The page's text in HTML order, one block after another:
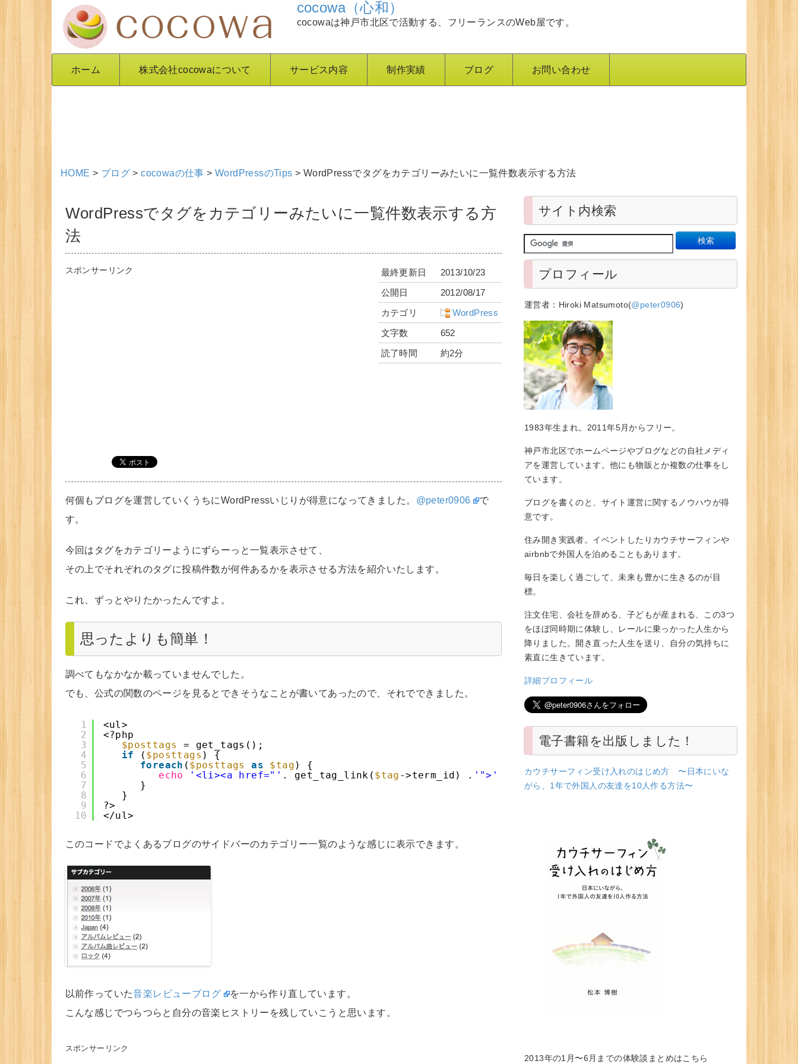
cocowa（心和）
cocowaは神戸市北区で活動する、フリーランスのWeb屋です。
ホーム 株式会社cocowaについて サービス内容 制作実績 ブログ お問い合わせ
HOME > ブログ >cocowaの仕事 >WordPressのTips > WordPressでタグをカテゴリーみたいに一覧件数表示する方法
WordPressでタグをカテゴリーみたいに一覧件数表示する方
法
スポンサーリンク 最終更新日
2013/10/23
公開日
2012/08/17
カテゴリ
WordPress
文字数
652
読了時間
約2分
何個もブログを運営していくうちにWordPressいじりが得意になってきました。 @peter0906
で
す。
今回はタグをカテゴリーようにずらーっと一覧表示させて、
その上でそれぞれのタグに投稿件数が何件あるかを表示させる方法を紹介いたします。
これ、ずっとやりたかったんですよ。
思ったよりも簡単！
調べてもなかなか載っていませんでした。
でも、公式の関数のページを見るとできそうなことが書いてあったので、それでできました。
1
2
3
4
5
6
7
8
9
10
<ul>
<?php
$posttags
= get_tags();
if
( $posttags ) {
foreach ( $posttags as $tag ) {
echo
'<li><a href="' . get_tag_link( $tag ->term_id) . '">' $tag->name .'</a> ('.$tag->count ")</li>"
}
}
?>
</ul>
このコードでよくあるブログのサイドバーのカテゴリー一覧のような感じに表示できます。
以前作っていた音楽レビューブログ
を一から作り直しています。
こんな感じでつらつらと自分の音楽ヒストリーを残していこうと思います。
スポンサーリンク
サイト内検索
プロフィール
運営者：Hiroki Matsumoto(@peter0906)
1983年生まれ。2011年5月からフリー。
神戸市北区でホームページやブログなどの自社メディ
アを運営しています。他にも物販とか複数の仕事をし
ています。
ブログを書くのと、サイト運営に関するノウハウが得
意です。
住み開き実践者。イベントしたりカウチサーフィンや
airbnbで外国人を泊めることもあります。
毎日を楽しく過ごして、未来も豊かに生きるのが目
標。
注文住宅、会社を辞める、子どもが産まれる、この3つ
をほぼ同時期に体験し、レールに乗っかった人生から
降りました。開き直った人生を送り、自分の気持ちに
素直に生きています。
詳細プロフィール
電子書籍を出版しました！
カウチサーフィン受け入れのはじめ方 〜日本にいな
がら、1年で外国人の友達を10人作る方法〜
2013年の1月〜6月までの体験談まとめはこちら